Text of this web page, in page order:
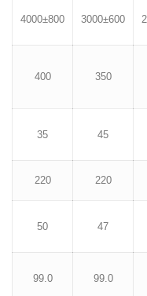
3000±600
4000±800
350
400
45
35
220
220
47
50
99.0
99.0